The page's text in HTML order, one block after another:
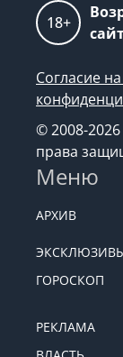
18+
Согласие
© 2008-
права
Меню
АРХИВ
ГОРОСКОП
РЕКЛАМА